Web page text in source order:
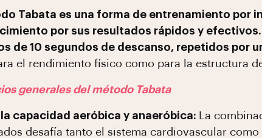
Tabata es una forma de entrenamiento por
por sus resultados rápidos y
de 10 segundos de descanso, repetidos por
el rendimiento físico como para la estructura
generales del método Tabata
capacidad aeróbica y anaeróbica:
La
desafía tanto el sistema cardiovascular